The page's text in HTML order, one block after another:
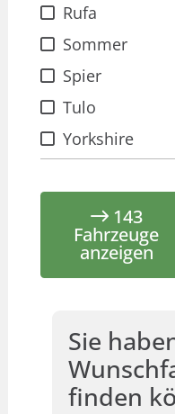
Rufa
Sommer
Spier
Tulo
Yorkshire
143
Fahrzeuge
anzeigen
Sie
finden